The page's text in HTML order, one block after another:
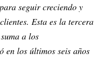
seguir creciendo y
Esta es la tercera
a los
en los últimos seis años